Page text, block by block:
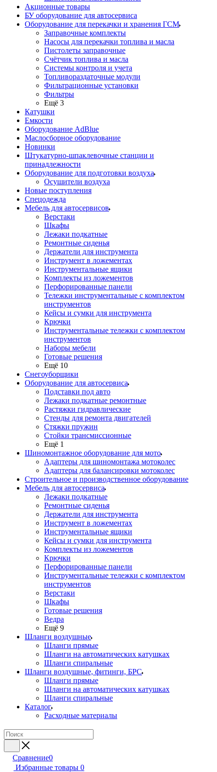
Акционные товары
БУ оборудование для автосервиса
Оборудование для перекачки и хранения ГСМ
Заправочные комплекты
Насосы для перекачки топлива и масла
Пистолеты заправочные
Счётчик топлива и масла
Системы контроля и учета
Топливораздаточные модули
Фильтрационные установки
Фильтры
Ещё 3
Катушки
Емкости
Оборудование AdBlue
Маслосборное оборудование
Новинки
Штукатурно-шпаклевочные станции и
принадлежности
Оборудование для подготовки воздуха
Осушители воздуха
Новые поступления
Спецодежда
Мебель для автосервисов
Верстаки
Шкафы
Лежаки подкатные
Ремонтные сиденья
Держатели для инструмента
Инструмент в ложементах
Инструментальные ящики
Комплекты из ложементов
Перфорированные панели
Тележки инструментальные с комплектом
инструментов
Кейсы и сумки для инструмента
Крючки
Инструментальные тележки с комплектом
инструментов
Наборы мебели
Готовые решения
Ещё 10
Снегоуборщики
Оборудование для автосервиса
Подставки под авто
Лежаки подкатные ремонтные
Растяжки гидравлические
Стенды для ремонта двигателей
Стяжки пружин
Стойки трансмиссионные
Ещё 1
Шиномонтажное оборудование для мото
Адаптеры для шиномонтажа мотоколес
Адаптеры для балансировки мотоколес
Строительное и производственное оборудование
Мебель для автосервиса
Лежаки подкатные
Ремонтные сиденья
Держатели для инструмента
Инструмент в ложементах
Инструментальные ящики
Кейсы и сумки для инструмента
Комплекты из ложементов
Крючки
Перфорированные панели
Инструментальные тележки с комплектом
инструментов
Верстаки
Шкафы
Готовые решения
Ведра
Ещё 9
Шланги воздушные
Шланги прямые
Шланги на автоматических катушках
Шланги спиральные
Шланги воздушные, фитинги, БРС
Шланги прямые
Шланги на автоматических катушках
Шланги спиральные
Каталог
Расходные материалы
Сравнение0
Избранные товары 0